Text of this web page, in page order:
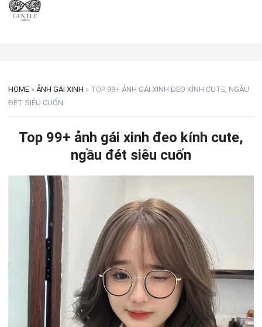
HOME »ẢNH GÁI XINH » TOP 99+ ẢNH GÁI XINH ĐEO KÍNH CUTE, NGẦU
ĐÉT SIÊU CUỐN
Top 99+ ảnh gái xinh đeo kính cute,
ngầu đét siêu cuốn